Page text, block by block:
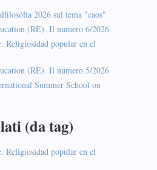
2026 sul tema "caos"
(RE). Il numero 6/2026
Religiosidad popular en el
(RE). Il numero 5/2026
Summer School on
(da tag)
Religiosidad popular en el